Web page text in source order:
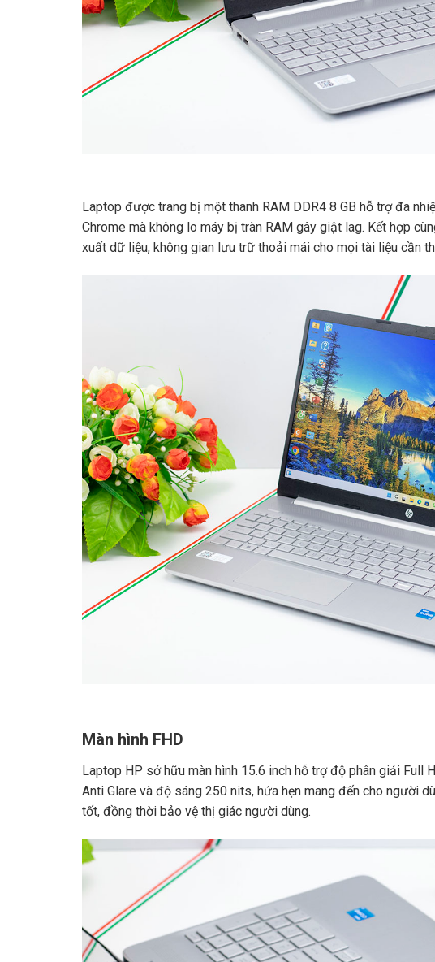
Laptop được trang bị một thanh RAM DDR4 8 GB hỗ trợ đa
Chrome mà không lo máy bị tràn RAM gây giật lag. Kết hợp
xuất dữ liệu, không gian lưu trữ thoải mái cho mọi tài liệu cần
Màn hình FHD
Laptop HP sở hữu màn hình 15.6 inch hỗ trợ độ phân giải Full
Anti Glare và độ sáng 250 nits, hứa hẹn mang đến cho người
tốt, đồng thời bảo vệ thị giác người dùng.